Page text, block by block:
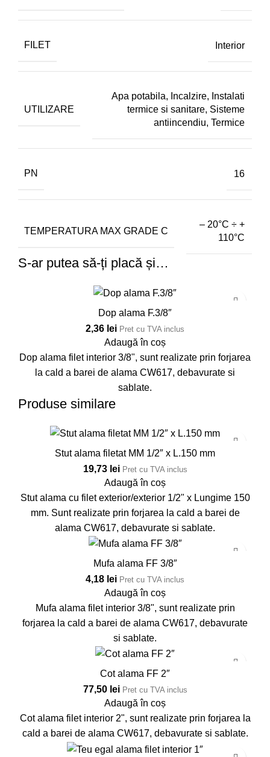
FILET Interior
UTILIZARE
Apa potabila, Incalzire, Instalati
termice si sanitare, Sisteme
antiincendiu, Termice
PN 16
TEMPERATURA MAX GRADE C
– 20°C ÷ +
110°C
S-ar putea să-ți placă și…
Dop alama F.3/8″
2,36 lei Pret cu TVA inclus
Adaugă în coș
Dop alama filet interior 3/8", sunt realizate prin forjarea
la cald a barei de alama CW617, debavurate si
sablate.
Produse similare
Stut alama filetat MM 1/2″ x L.150 mm
19,73 lei Pret cu TVA inclus
Adaugă în coș
Stut alama cu filet exterior/exterior 1/2" x Lungime 150
mm. Sunt realizate prin forjarea la cald a barei de
alama CW617, debavurate si sablate.
Mufa alama FF 3/8″
4,18 lei Pret cu TVA inclus
Adaugă în coș
Mufa alama filet interior 3/8", sunt realizate prin
forjarea la cald a barei de alama CW617, debavurate
si sablate.
Cot alama FF 2″
77,50 lei Pret cu TVA inclus
Adaugă în coș
Cot alama filet interior 2", sunt realizate prin forjarea la
cald a barei de alama CW617, debavurate si sablate.